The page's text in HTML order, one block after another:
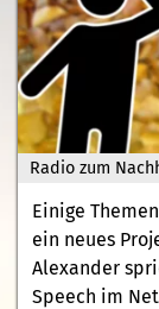
Radio zum
Einige
ein neues
Alexander
Speech im